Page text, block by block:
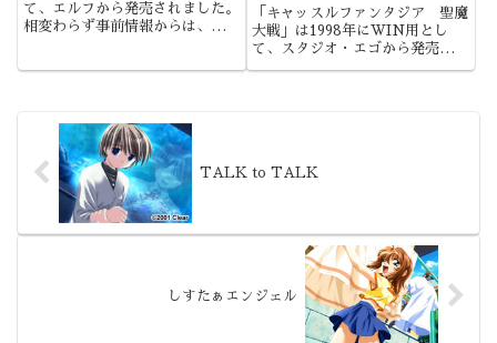
て、エルフから発売されました。
相変わらず事前情報からは、何も
「キャッスルファンタジア 聖魔
大戦」は1998年にWIN用とし
て、スタジオ・エゴから発売され
TALK to TALK
しすたぁエンジェル